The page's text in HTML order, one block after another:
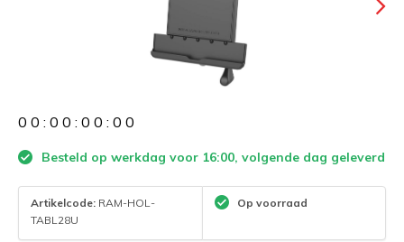
0 0 : 0 0 : 0 0 : 0 0
Besteld op werkdag voor 16:00, volgende dag geleverd
Artikelcode: RAM-HOL-
TABL28U
Op voorraad